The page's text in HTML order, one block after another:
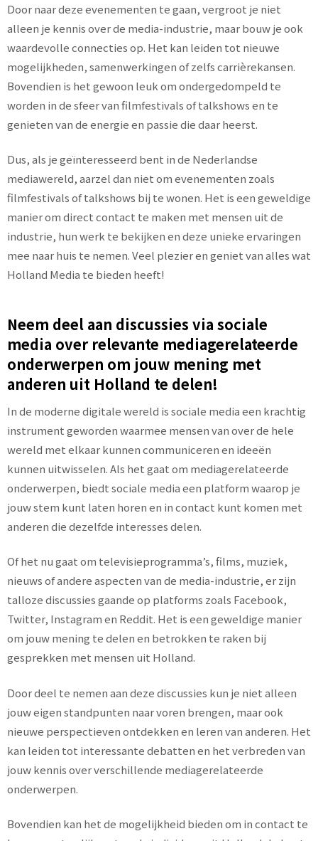
Door naar deze evenementen te gaan, vergroot je niet
alleen je kennis over de media-industrie, maar bouw je ook
waardevolle connecties op. Het kan leiden tot nieuwe
mogelijkheden, samenwerkingen of zelfs carrièrekansen.
Bovendien is het gewoon leuk om ondergedompeld te
worden in de sfeer van filmfestivals of talkshows en te
genieten van de energie en passie die daar heerst.
Dus, als je geïnteresseerd bent in de Nederlandse
mediawereld, aarzel dan niet om evenementen zoals
filmfestivals of talkshows bij te wonen. Het is een geweldige
manier om direct contact te maken met mensen uit de
industrie, hun werk te bekijken en deze unieke ervaringen
mee naar huis te nemen. Veel plezier en geniet van alles wat
Holland Media te bieden heeft!
Neem deel aan discussies via sociale
media over relevante mediagerelateerde
onderwerpen om jouw mening met
anderen uit Holland te delen!
In de moderne digitale wereld is sociale media een krachtig
instrument geworden waarmee mensen van over de hele
wereld met elkaar kunnen communiceren en ideeën
kunnen uitwisselen. Als het gaat om mediagerelateerde
onderwerpen, biedt sociale media een platform waarop je
jouw stem kunt laten horen en in contact kunt komen met
anderen die dezelfde interesses delen.
Of het nu gaat om televisieprogramma’s, films, muziek,
nieuws of andere aspecten van de media-industrie, er zijn
talloze discussies gaande op platforms zoals Facebook,
Twitter, Instagram en Reddit. Het is een geweldige manier
om jouw mening te delen en betrokken te raken bij
gesprekken met mensen uit Holland.
Door deel te nemen aan deze discussies kun je niet alleen
jouw eigen standpunten naar voren brengen, maar ook
nieuwe perspectieven ontdekken en leren van anderen. Het
kan leiden tot interessante debatten en het verbreden van
jouw kennis over verschillende mediagerelateerde
onderwerpen.
Bovendien kan het de mogelijkheid bieden om in contact te